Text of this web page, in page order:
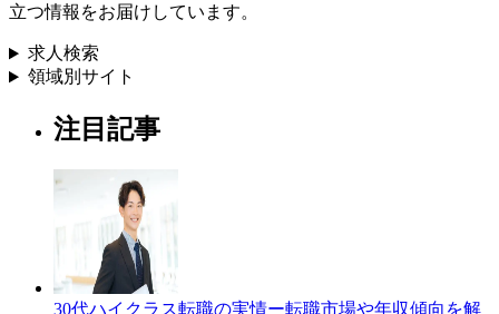
立つ情報をお届けしています。
求人検索
領域別サイト
注目記事
30代ハイクラス転職の実情ー転職市場や年収傾向を解